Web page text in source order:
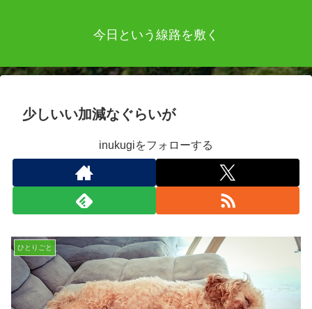
今日という線路を敷く
少しいい加減なぐらいが
inukugiをフォローする
ひとりごと